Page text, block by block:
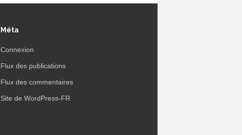
Méta
Connexion
Flux des publications
Flux des commentaires
Site de WordPress-FR